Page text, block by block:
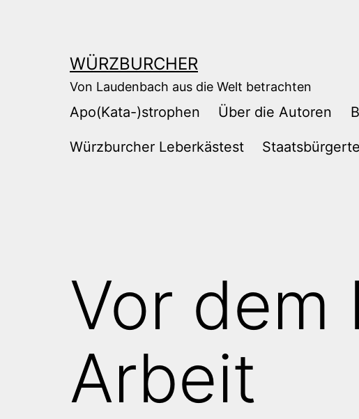
WÜRZBURCHER
Von Laudenbach aus die Welt betrachten
Apo(Kata-)strophen Über die Autoren
Würzburcher Leberkästest
Vor dem
Arbeit